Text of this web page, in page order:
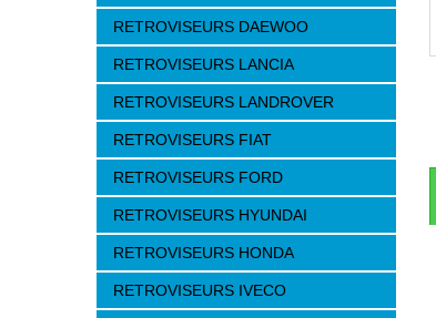
RETROVISEURS DAEWOO
RETROVISEURS LANCIA
RETROVISEURS LANDROVER
RETROVISEURS FIAT
RETROVISEURS FORD
RETROVISEURS HYUNDAI
RETROVISEURS HONDA
RETROVISEURS IVECO